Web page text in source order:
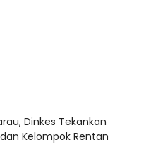
Dinkes Tekankan
Kelompok Rentan